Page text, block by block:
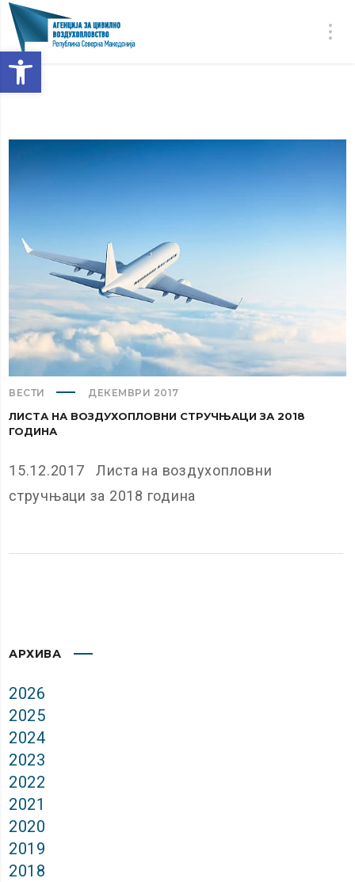
Open toolbar
ВЕСТИ ДЕКЕМВРИ 2017
ЛИСТА НА ВОЗДУХОПЛОВНИ СТРУЧЊАЦИ ЗА 2018
ГОДИНА
15.12.2017 Листа на воздухопловни
стручњаци за 2018 година
АРХИВА
2026
2025
2024
2023
2022
2021
2020
2019
2018